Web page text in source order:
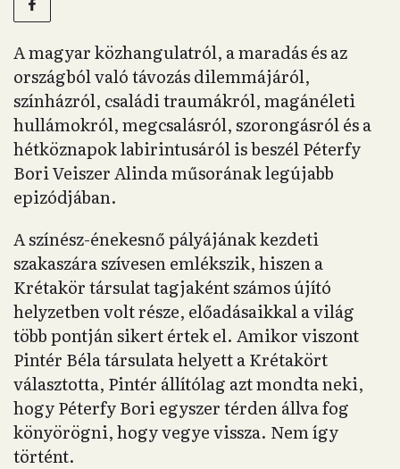
A magyar közhangulatról, a maradás és az
országból való távozás dilemmájáról,
színházról, családi traumákról, magánéleti
hullámokról, megcsalásról, szorongásról és a
hétköznapok labirintusáról is beszél Péterfy
Bori Veiszer Alinda műsorának legújabb
epizódjában.
A színész-énekesnő pályájának kezdeti
szakaszára szívesen emlékszik, hiszen a
Krétakör társulat tagjaként számos újító
helyzetben volt része, előadásaikkal a világ
több pontján sikert értek el. Amikor viszont
Pintér Béla társulata helyett a Krétakört
választotta, Pintér állítólag azt mondta neki,
hogy Péterfy Bori egyszer térden állva fog
könyörögni, hogy vegye vissza. Nem így
történt.